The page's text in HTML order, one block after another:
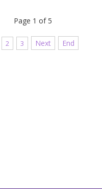
Page 1 of 5
2 3 Next End